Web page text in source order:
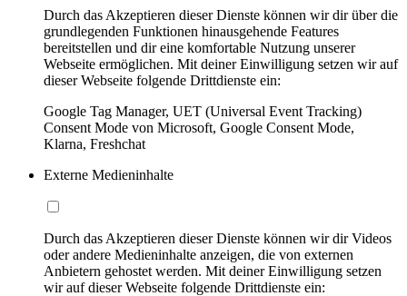
Durch das Akzeptieren dieser Dienste können wir dir über die
grundlegenden Funktionen hinausgehende Features
bereitstellen und dir eine komfortable Nutzung unserer
Webseite ermöglichen. Mit deiner Einwilligung setzen wir auf
dieser Webseite folgende Drittdienste ein:
Google Tag Manager, UET (Universal Event Tracking)
Consent Mode von Microsoft, Google Consent Mode,
Klarna, Freshchat
Externe Medieninhalte
Durch das Akzeptieren dieser Dienste können wir dir Videos
oder andere Medieninhalte anzeigen, die von externen
Anbietern gehostet werden. Mit deiner Einwilligung setzen
wir auf dieser Webseite folgende Drittdienste ein: